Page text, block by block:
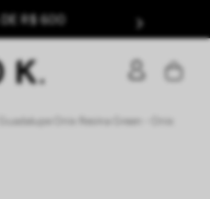
R$ 600
Guadalupe Onix Resina Green - Onix